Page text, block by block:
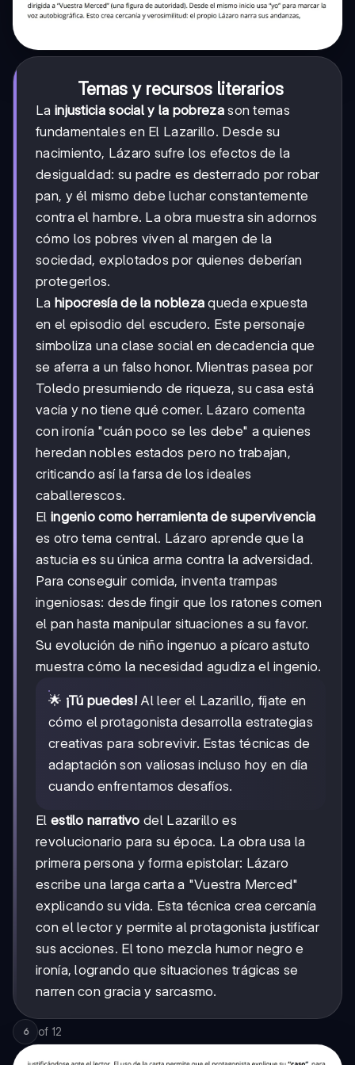
Temas y recursos literarios
La injusticia social y la pobrezason temas
fundamentales en El Lazarillo. Desde su
nacimiento, Lázaro sufre los efectos de la
desigualdad: su padre es desterrado por robar
pan, y él mismo debe luchar constantemente
contra el hambre. La obra muestra sin adornos
cómo los pobres viven al margen de la
sociedad, explotados por quienes deberían
protegerlos.
La hipocresía de la nobleza queda expuesta
en el episodio del escudero. Este personaje
simboliza una clase social en decadencia que
se aferra a un falso honor. Mientras pasea por
Toledo presumiendo de riqueza, su casa está
vacía y no tiene qué comer. Lázaro comenta
con ironía "cuán poco se les debe" a quienes
heredan nobles estados pero no trabajan,
criticando así la farsa de los ideales
caballerescos.
El ingenio como herramienta de supervivencia
es otro tema central. Lázaro aprende que la
astucia es su única arma contra la adversidad.
Para conseguir comida, inventa trampas
ingeniosas: desde fingir que los ratones comen
el pan hasta manipular situaciones a su favor.
Su evolución de niño ingenuo a pícaro astuto
muestra cómo la necesidad agudiza el ingenio.
🌟 ¡Tú puedes!Al leer el Lazarillo, fíjate en
cómo el protagonista desarrolla estrategias
creativas para sobrevivir. Estas técnicas de
adaptación son valiosas incluso hoy en día
cuando enfrentamos desafíos.
El estilo narrativo del Lazarillo es
revolucionario para su época. La obra usa la
primera persona y forma epistolar: Lázaro
escribe una larga carta a "Vuestra Merced"
explicando su vida. Esta técnica crea cercanía
con el lector y permite al protagonista justificar
sus acciones. El tono mezcla humor negro e
ironía, logrando que situaciones trágicas se
narren con gracia y sarcasmo.
6 of 12